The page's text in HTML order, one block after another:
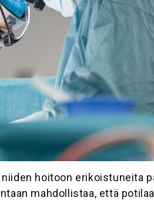
hoitoon erikoistuneita
mahdollistaa, että